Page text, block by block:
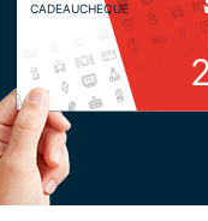
CADEAUCHEQUE